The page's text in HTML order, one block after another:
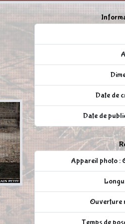
Date de
Date de
Appareil photo :
Ouverture
Temps de